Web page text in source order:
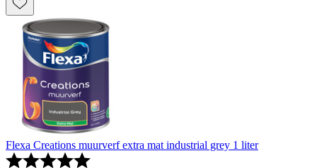
Flexa Creations muurverf extra mat industrial grey 1 liter